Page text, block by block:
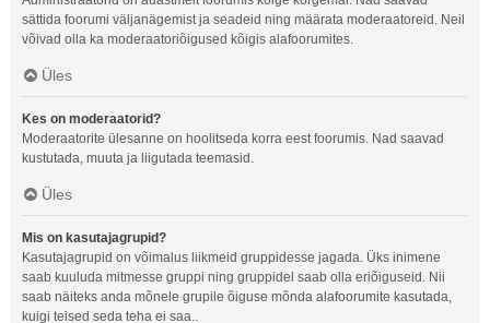
sättida foorumi väljanägemist ja seadeid ning määrata moderaatoreid. Neil
võivad olla ka moderaatoriõigused kõigis alafoorumites.
Üles
Kes on moderaatorid?
Moderaatorite ülesanne on hoolitseda korra eest foorumis. Nad saavad
kustutada, muuta ja liigutada teemasid.
Üles
Mis on kasutajagrupid?
Kasutajagrupid on võimalus liikmeid gruppidesse jagada. Üks inimene
saab kuuluda mitmesse gruppi ning gruppidel saab olla eriõiguseid. Nii
saab näiteks anda mõnele grupile õiguse mõnda alafoorumite kasutada,
kuigi teised seda teha ei saa..